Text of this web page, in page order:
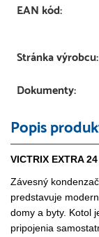
EAN kód:
Stránka výrobcu:
Dokumenty:
Popis
VICTRIX EXTRA
Závesný
predstavuje
domy a byty. Kotol
pripojenia